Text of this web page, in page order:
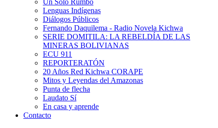
Un Solo Rumbo
Lenguas Indígenas
Diálogos Públicos
Fernando Daquilema - Radio Novela Kichwa
SERIE DOMITILA: LA REBELDÍA DE LAS
MINERAS BOLIVIANAS
ECU 911
REPORTERATÓN
20 Años Red Kichwa CORAPE
Mitos y Leyendas del Amazonas
Punta de flecha
Laudato Sí
En casa y aprende
Contacto